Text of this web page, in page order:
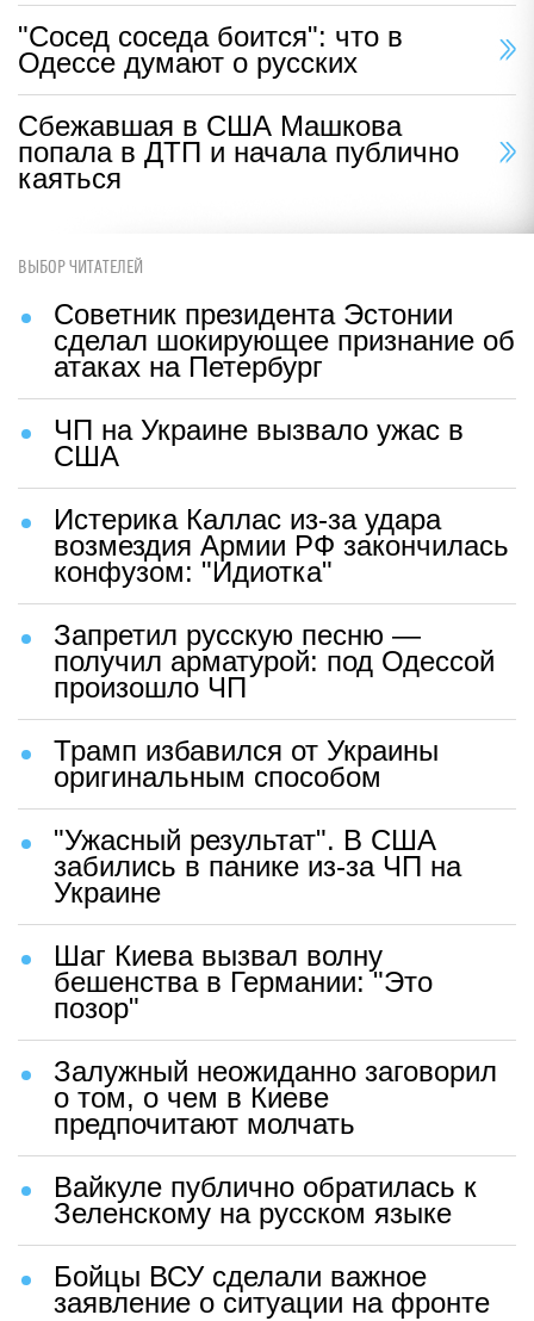
"Сосед соседа боится": что в
Одессе думают о русских
Сбежавшая в США Машкова
попала в ДТП и начала публично
каяться
ВЫБОР ЧИТАТЕЛЕЙ
Советник президента Эстонии
сделал шокирующее признание об
атаках на Петербург
ЧП на Украине вызвало ужас в
США
Истерика Каллас из-за удара
возмездия Армии РФ закончилась
конфузом: "Идиотка"
Запретил русскую песню —
получил арматурой: под Одессой
произошло ЧП
Трамп избавился от Украины
оригинальным способом
"Ужасный результат". В США
забились в панике из-за ЧП на
Украине
Шаг Киева вызвал волну
бешенства в Германии: "Это
позор"
Залужный неожиданно заговорил
о том, о чем в Киеве
предпочитают молчать
Вайкуле публично обратилась к
Зеленскому на русском языке
Бойцы ВСУ сделали важное
заявление о ситуации на фронте